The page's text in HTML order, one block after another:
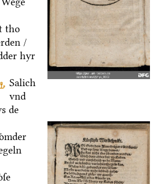
tho
/
hyr
Salich
vnd
de